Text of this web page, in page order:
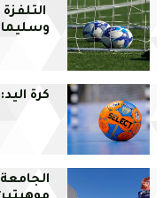
كرة اليد: